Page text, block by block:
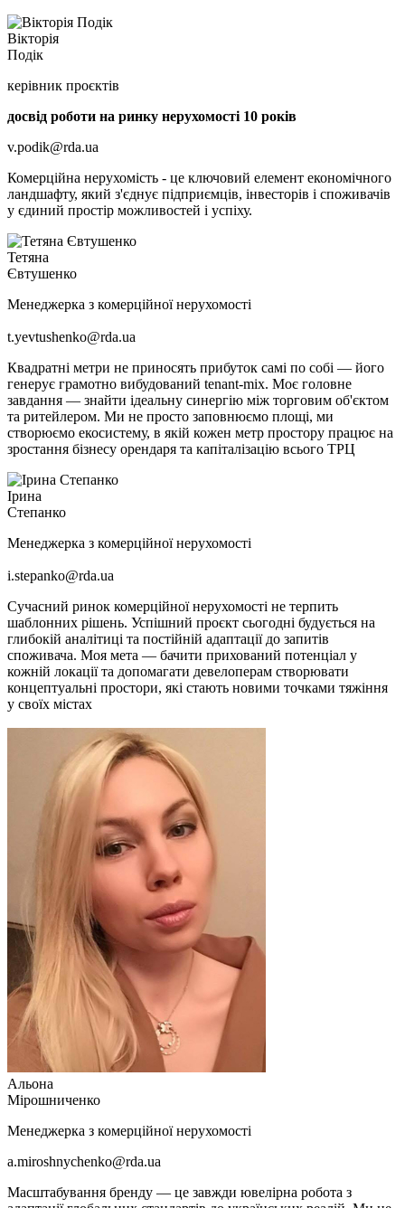
Вікторія
Подік
керівник проєктів
досвід роботи на ринку нерухомості 10 років
v.podik@rda.ua
Комерційна нерухомість - це ключовий елемент економічного
ландшафту, який з'єднує підприємців, інвесторів і споживачів
у єдиний простір можливостей і успіху.
Тетяна
Євтушенко
Менеджерка з комерційної нерухомості
t.yevtushenko@rda.ua
Квадратні метри не приносять прибуток самі по собі — його
генерує грамотно вибудований tenant-mix. Моє головне
завдання — знайти ідеальну синергію між торговим об'єктом
та ритейлером. Ми не просто заповнюємо площі, ми
створюємо екосистему, в якій кожен метр простору працює на
зростання бізнесу орендаря та капіталізацію всього ТРЦ
Ірина
Степанко
Менеджерка з комерційної нерухомості
i.stepanko@rda.ua
Сучасний ринок комерційної нерухомості не терпить
шаблонних рішень. Успішний проєкт сьогодні будується на
глибокій аналітиці та постійній адаптації до запитів
споживача. Моя мета — бачити прихований потенціал у
кожній локації та допомагати девелоперам створювати
концептуальні простори, які стають новими точками тяжіння
у своїх містах
Альона
Мірошниченко
Менеджерка з комерційної нерухомості
a.miroshnychenko@rda.ua
Масштабування бренду — це завжди ювелірна робота з